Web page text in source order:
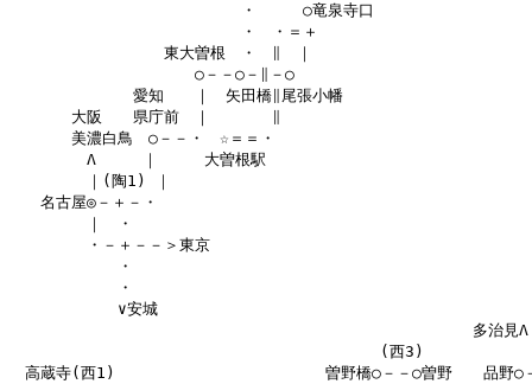
・　　　○竜泉寺口
・　・＝＋
東大曽根　・　∥　｜
○－－○－∥－○
愛知　　｜　矢田橋∥尾張小幡
大阪　　県庁前　｜　　　　∥
美濃白鳥　○－－・　☆＝＝・
Λ　　　｜　　　大曽根駅
｜(陶1) ｜
名古屋◎－＋－・
｜　・
・－＋－－＞東京
・
・
∨安城
多治見Λ　
(西3) 　　　　　　｜　
高蔵寺(西1) 　　　　　　　　　　　　　曽野橋○－－○曽野　　品野○